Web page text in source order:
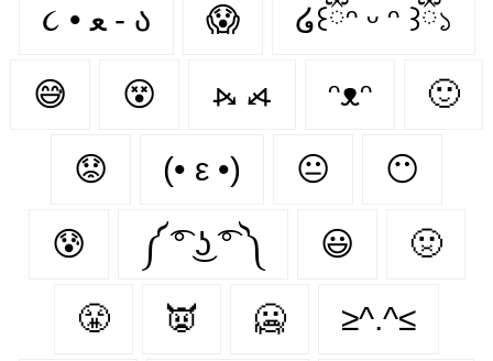
૮ • ﻌ - ა⁩ 😱 ໒꒰ྀིᵔ ᵕ ᵔ ꒱ྀི১
😅 😵 ⦮ ⦯ ᵔᴥᵔ 🙂
😟 (• ε •) 😐 😶
😰 ༼ ͡° ͜ʖ ͡° ༽ 😃 🤢
😤 👿 🥶 ≥^.^≤